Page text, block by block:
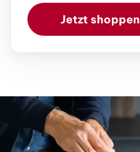
Jetzt shoppen